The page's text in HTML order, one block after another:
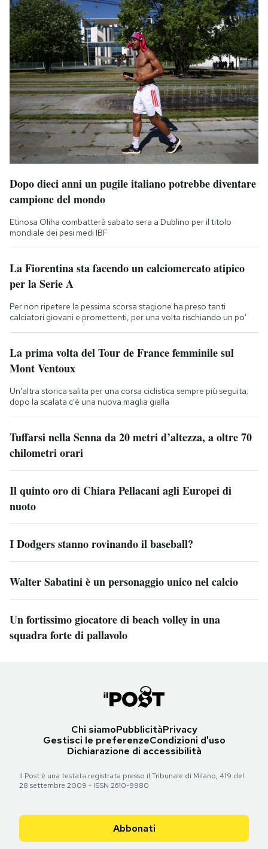
Dopo dieci anni un pugile italiano potrebbe diventare
campione del mondo
Etinosa Oliha combatterà sabato sera a Dublino per il titolo
mondiale dei pesi medi IBF
La Fiorentina sta facendo un calciomercato atipico
per la Serie A
Per non ripetere la pessima scorsa stagione ha preso tanti
calciatori giovani e promettenti, per una volta rischiando un po’
La prima volta del Tour de France femminile sul
Mont Ventoux
Un'altra storica salita per una corsa ciclistica sempre più seguita;
dopo la scalata c'è una nuova maglia gialla
Tuffarsi nella Senna da 20 metri d’altezza, a oltre 70
chilometri orari
Il quinto oro di Chiara Pellacani agli Europei di
nuoto
I Dodgers stanno rovinando il baseball?
Walter Sabatini è un personaggio unico nel calcio
Un fortissimo giocatore di beach volley in una
squadra forte di pallavolo
Chi siamoPubblicitàPrivacy
Gestisci le preferenzeCondizioni d'uso
Dichiarazione di accessibilità
Il Post è una testata registrata presso il Tribunale di Milano, 419 del
28 settembre 2009 - ISSN 2610-9980
Abbonati